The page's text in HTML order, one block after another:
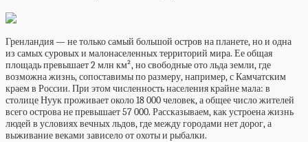
Гренландия — не только самый большой остров на планете, но и одна
из самых суровых и малонаселенных территорий мира. Ее общая
площадь превышает 2 млн км², но свободные ото льда земли, где
возможна жизнь, сопоставимы по размеру, например, с Камчатским
краем в России. При этом численность населения крайне мала: в
столице Нуук проживает около 18 000 человек, а общее число жителей
всего острова не превышает 57 000. Рассказываем, как устроена жизнь
людей в условиях вечных льдов, где между городами нет дорог, а
выживание веками зависело от охоты и рыбалки.